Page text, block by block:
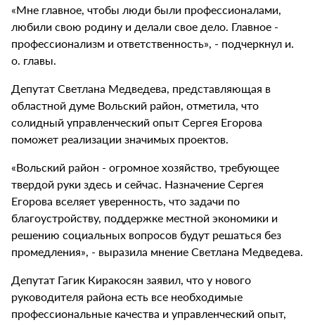
«Мне главное, чтобы люди были профессионалами,
любили свою родину и делали свое дело. Главное -
профессионализм и ответственность», - подчеркнул и.
о. главы.
Депутат Светлана Медведева, представляющая в
областной думе Вольский район, отметила, что
солидный управленческий опыт Сергея Егорова
поможет реализации значимых проектов.
«Вольский район - огромное хозяйство, требующее
твердой руки здесь и сейчас. Назначение Сергея
Егорова вселяет уверенность, что задачи по
благоустройству, поддержке местной экономики и
решению социальных вопросов будут решаться без
промедления», - выразила мнение Светлана Медведева.
Депутат Гагик Киракосян заявил, что у нового
руководителя района есть все необходимые
профессиональные качества и управленческий опыт,